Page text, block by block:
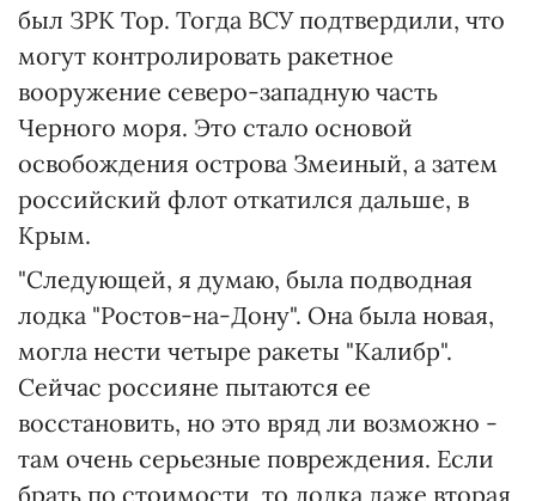
был ЗРК Тор. Тогда ВСУ подтвердили, что
могут контролировать ракетное
вооружение северо-западную часть
Черного моря. Это стало основой
освобождения острова Змеиный, а затем
российский флот откатился дальше, в
Крым.
"Следующей, я думаю, была подводная
лодка "Ростов-на-Дону". Она была новая,
могла нести четыре ракеты "Калибр".
Сейчас россияне пытаются ее
восстановить, но это вряд ли возможно -
там очень серьезные повреждения. Если
брать по стоимости, то лодка даже вторая